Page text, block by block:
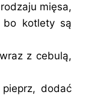
mięsa,
bo kotlety są
z cebulą,
dodać